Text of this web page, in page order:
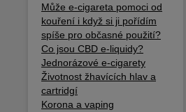
Může e-cigareta pomoci od
kouření i když si ji pořídím
spíše pro občasné použití?
Co jsou CBD e-liquidy?
Jednorázové e-cigarety
Životnost žhavících hlav a
cartridgí
Korona a vaping